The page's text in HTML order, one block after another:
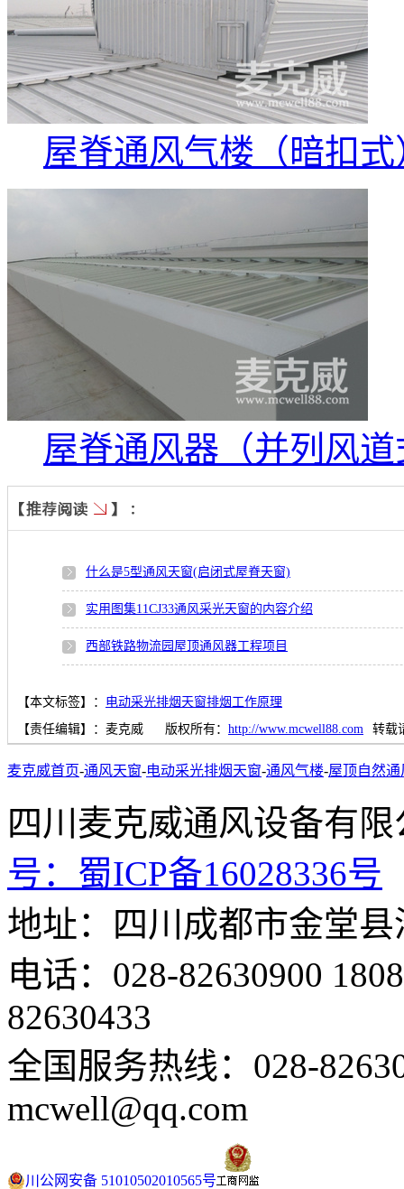
屋脊通风气楼（暗扣式
屋脊通风器（并列风
什么是5型通风天窗(启闭式屋脊天窗)
实用图集11CJ33通风采光天窗的内容介绍
西部铁路物流园屋顶通风器工程项目
【本文标签】： 电动采光排烟天窗排烟工作原理
【责任编辑】： 麦克威 版权所有： http://www.mcwell88.com 转载
麦克威首页-通风天窗-电动采光排烟天窗-通风气楼-屋顶自然通
四川麦克威通风设
号： 蜀ICP备16028336号
地址：四川成都市金堂
电话：028-82630900
82630433
全国服务热线：028-
mcwell@qq.com
川公网安备 51010502010565号